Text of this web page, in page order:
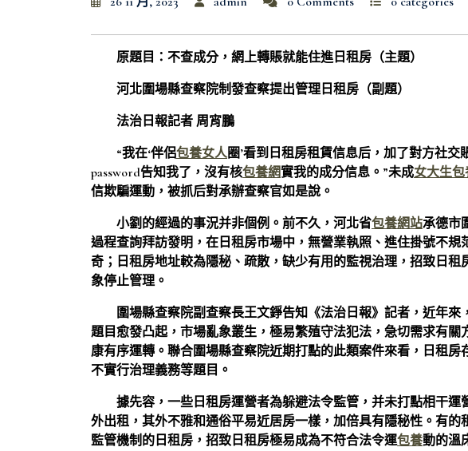
原題目：不查成分，網上轉賬就能住進日租房（主題）
河北圍場縣查察院制發查察提出管理日租房（副題）
法治日報記者 周宵鵬
“我在‘伴侶包養女人圈’看到日租房租賃信息后，加了對方社
password告知我了，沒有核包養網實我的成分信息。”未成女大生
信欺騙運動，被抓后對承辦查察官如是說。
小劉的經過的事況并非個例。前不久，河北省包養網站承德市
過程查詢拜訪發明，在日租房市場中，無營業執照、進住掛號不
奇；日租房地址較為隱秘、疏散，缺少有用的監視治理，招致日
象停止管理。
圍場縣查察院副查察長王文錚告知《法治日報》記者，近年
題目愈發凸起，市場亂象叢生，極易繁殖守法犯法，急切需求有
康有序運轉。聯合圍場縣查察院近期打點的此類案件來看，日租
不實行治理義務等題目。
據先容，一些日租房運營者為躲避法令監管，并未打點相干
外出租，其外不雅和通俗平易近居房一樣，加倍具有隱秘性。有
監管機制的日租房，招致日租房極易成為不符合法令運包養動的溫